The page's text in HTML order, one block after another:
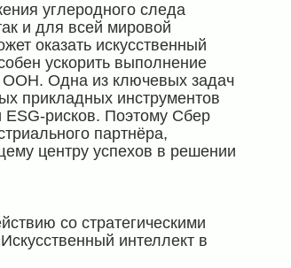
углеродного следа
и для всей мировой
оказать искусственный
ускорить выполнение
ООН. Одна из ключевых задач
прикладных инструментов
рисков. Поэтому Сбер
партнёра,
центру успехов в решении
со стратегическими
интеллект в